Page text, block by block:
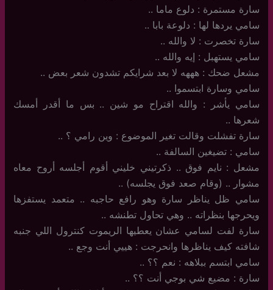
سارة مستمرة : دلوع ماما ..
سامي يردها لها : دلوعة بابا ..
سارة تخصرت : لا والله ..
سامي يستهبل : إيه والله ..
مشعل ضحك : هههه لا بعد شرايكم تشدون شعر بعض ..
سامي وسارة ابتسموا ..
سامي يأشر : والله اقتراح مو شين .. بس ما أقدر أمسك
شعرها ..
سارة تفشلت وقالت تغير الموضوع : وين رامي ؟ ..
سامي : تضيغين السالفة ..
مشعل : نايم فوق .. ذكرتيني خليني أقوم أجلسه أروح معاه
مشوار .. (وقام صعد فوق يجلسه) ..
سامي ظل يناظر سارة وهو رافع حاجبه .. متعمد يستفزها
ويحرجها بنظراته .. وهي تحاول تطنشه ..
سارة لفت لسامي عشان يعطيها الريموت كنترول اللي جنبه
شافته كيف يناظرها وانحرجت : هييي أنت وجع ..
سامي ابتسم ببلاهه : نعم ؟؟ ..
سارة : مضيع شي بوجي أنت ؟؟ ..